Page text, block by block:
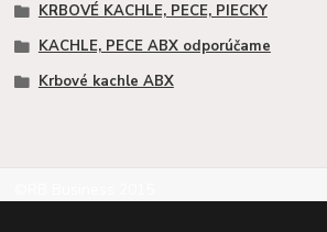
KRBOVÉ KACHLE, PECE, PIECKY
KACHLE, PECE ABX odporúčame
Krbové kachle ABX